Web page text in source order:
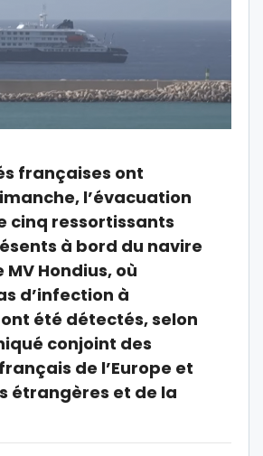
françaises ont
l’évacuation
cinq ressortissants
à bord du navire
Hondius, où
d’infection à
été détectés, selon
conjoint des
de l’Europe et
étrangères et de la